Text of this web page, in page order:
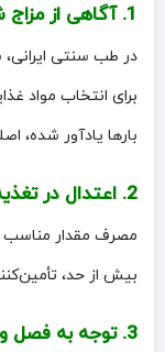
1. آگاهی از مزاج شخصی
در طب سنتی
برای انتخاب مواد
بارها یادآور شده،
2. اعتدال در تغذیه
مصرف مقدار مناسب و
بیش از حد،
3. توجه به فصل و شرایط محیطی